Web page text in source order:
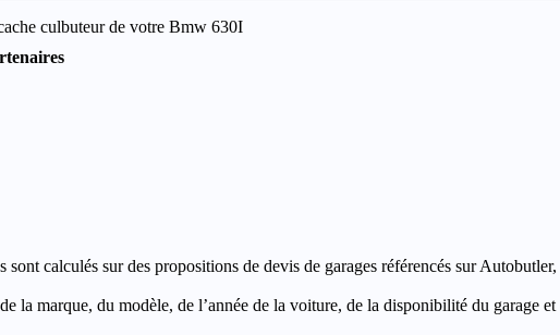
culbuteur de votre Bmw 630I
calculés sur des propositions de devis de garages référencés sur
la marque, du modèle, de l’année de la voiture, de la disponibilité du garage